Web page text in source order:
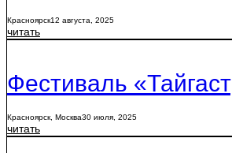
Красноярск12 августа, 2025
читать
Фестиваль
Красноярск Москва30 июля, 2025
читать